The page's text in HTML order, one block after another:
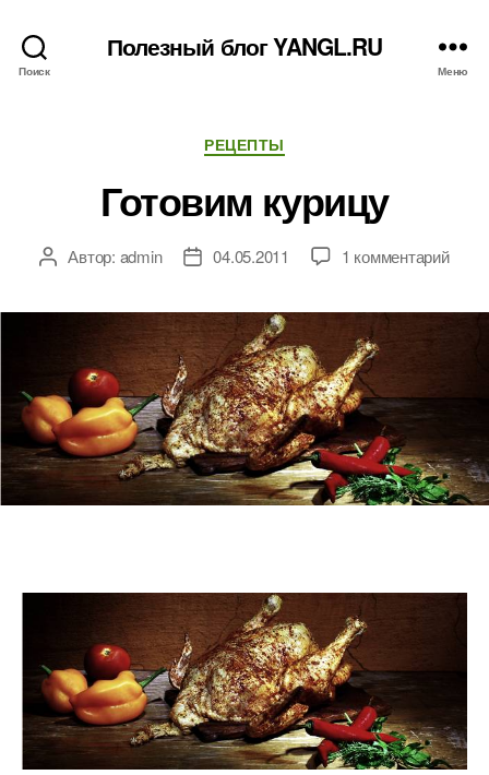
Поиск
Полезный блог YANGL.RU
Меню
Рубрики
РЕЦЕПТЫ
Готовим курицу
АвторАвтор: admin
Дата04.05.2011 1 комментарийк